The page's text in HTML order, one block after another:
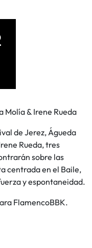
Molía & Irene Rueda
de Jerez, Águeda
Rueda, tres
sobre las
centrada en el Baile,
y espontaneidad.
FlamencoBBK.